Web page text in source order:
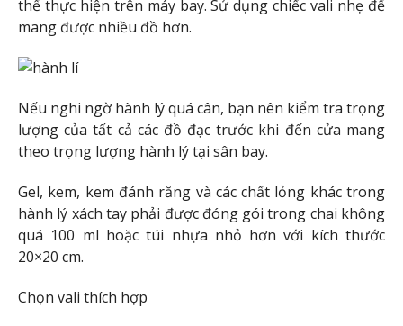
thể thực hiện trên máy bay. Sử dụng chiếc vali nhẹ để
mang được nhiều đồ hơn.
Nếu nghi ngờ hành lý quá cân, bạn nên kiểm tra trọng
lượng của tất cả các đồ đạc trước khi đến cửa mang
theo trọng lượng hành lý tại sân bay.
Gel, kem, kem đánh răng và các chất lỏng khác trong
hành lý xách tay phải được đóng gói trong chai không
quá 100 ml hoặc túi nhựa nhỏ hơn với kích thước
20×20 cm.
Chọn vali thích hợp